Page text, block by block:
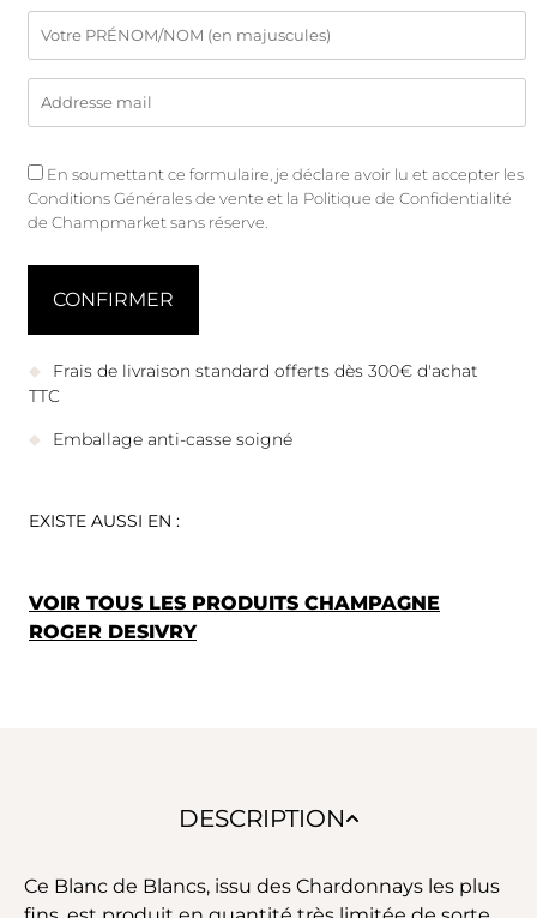
En soumettant ce formulaire, je déclare avoir lu et accepter les
Conditions Générales de vente et la Politique de Confidentialité
de Champmarket sans réserve.
Frais de livraison standard offerts dès 300€ d'achat
TTC
Emballage anti-casse soigné
EXISTE AUSSI EN :
VOIR TOUS LES PRODUITS CHAMPAGNE
ROGER DESIVRY
DESCRIPTION
Ce Blanc de Blancs, issu des Chardonnays les plus